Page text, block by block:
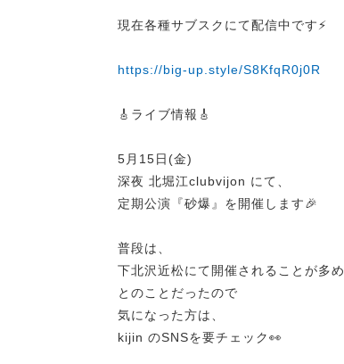
現在各種サブスクにて配信中です⚡️
https://big-up.style/S8KfqR0j0R
🎸ライブ情報🎸
5月15日(金)
深夜 北堀江clubvijon にて、
定期公演『砂爆』を開催します🎉
普段は、
下北沢近松にて開催されることが多め
とのことだったので
気になった方は、
kijin のSNSを要チェック👀